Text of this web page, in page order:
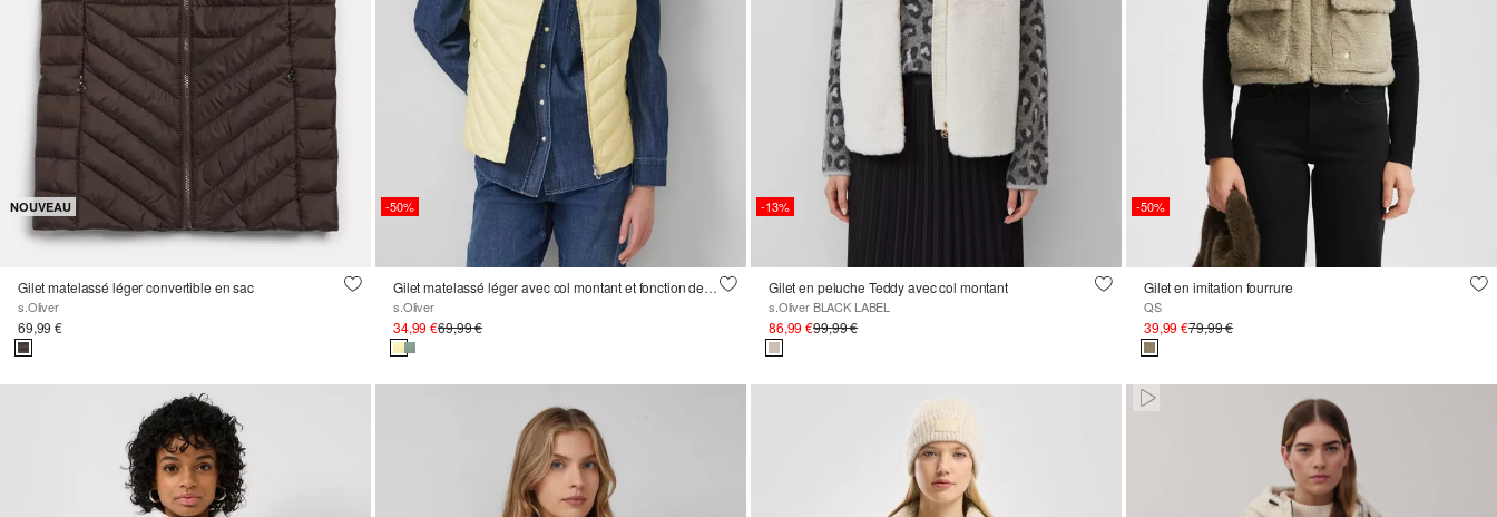
NOUVEAU
Gilet matelassé léger convertible en sac
s.Oliver
69,99 €
-50%
Gilet matelassé léger avec col montant et fonction de rangement
s.Oliver
34,99 €69,99 €
-13%
Gilet en peluche Teddy avec col montant
s.Oliver BLACK LABEL
86,99 €99,99 €
-50%
Gilet en imitation fourrure
QS
39,99 €79,99 €
Paused • Muted